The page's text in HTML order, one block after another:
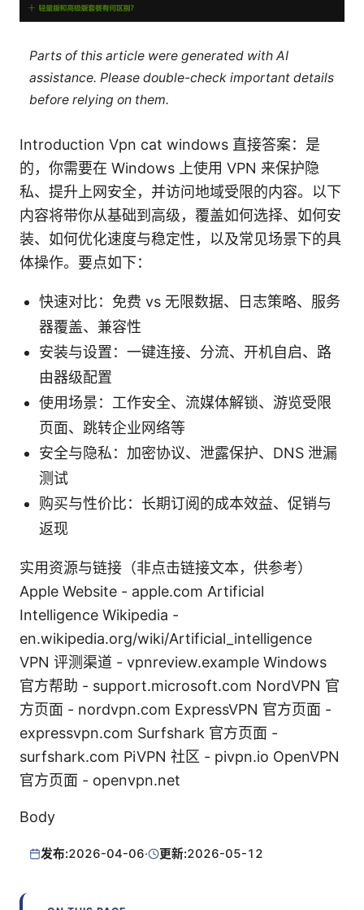
Parts of this article were generated with AI
assistance. Please double-check important details
before relying on them.
Introduction Vpn cat windows 直接答案：是
的，你需要在 Windows 上使用 VPN 来保护隐
私、提升上网安全，并访问地域受限的内容。以下
内容将带你从基础到高级，覆盖如何选择、如何安
装、如何优化速度与稳定性，以及常见场景下的具
体操作。要点如下：
快速对比：免费 vs 无限数据、日志策略、服务
器覆盖、兼容性
安装与设置：一键连接、分流、开机自启、路
由器级配置
使用场景：工作安全、流媒体解锁、游览受限
页面、跳转企业网络等
安全与隐私：加密协议、泄露保护、DNS 泄漏
测试
购买与性价比：长期订阅的成本效益、促销与
返现
实用资源与链接（非点击链接文本，供参考）
Apple Website - apple.com Artificial
Intelligence Wikipedia -
en.wikipedia.org/wiki/Artificial_intelligence
VPN 评测渠道 - vpnreview.example Windows
官方帮助 - support.microsoft.com NordVPN 官
方页面 - nordvpn.com ExpressVPN 官方页面 -
expressvpn.com Surfshark 官方页面 -
surfshark.com PiVPN 社区 - pivpn.io OpenVPN
官方页面 - openvpn.net
Body
发布:2026-04-06· 更新:2026-05-12